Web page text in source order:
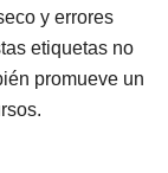
y errores
etiquetas no
promueve un